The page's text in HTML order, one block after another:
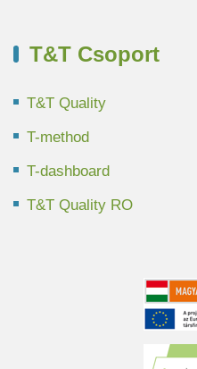
T&T Csoport
T&T Quality
T-method
T-dashboard
T&T Quality RO